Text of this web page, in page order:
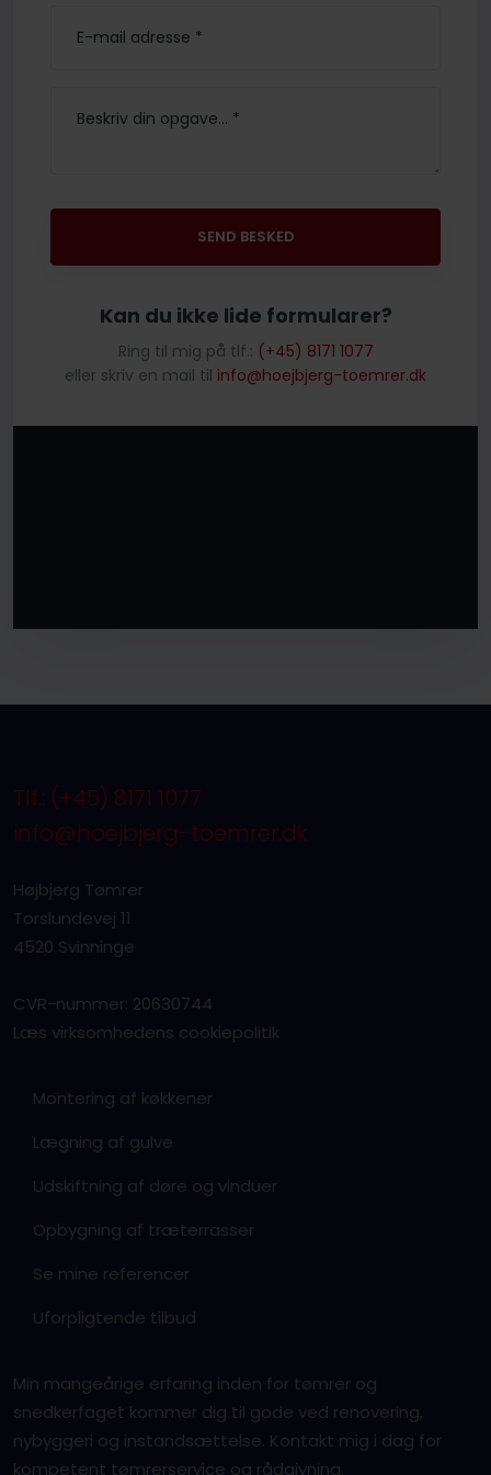
​Kan du ikke lide formularer?
Ring til mig på tlf.: (+45) 8171 1077
eller skriv en mail til info@hoejbjerg-toemrer.dk
Tlf.: (+45) 8171 1077
info@hoejbjerg-toemrer.dk
Højbjerg Tømrer
Torslundevej 11
4520 Svinninge
CVR-nummer: 20630744
Læs virksomhedens cookiepolitik
Montering af køkkener
Lægning af gulve
Udskiftning af døre og vinduer
Opbygning af træterrasser
Se mine referencer
Uforpligtende tilbud
Min mangeårige erfaring inden for tømrer og
snedkerfaget kommer dig til gode ved renovering,
nybyggeri og instandsættelse. Kontakt mig i dag for
kompetent tømrerservice og rådgivning.